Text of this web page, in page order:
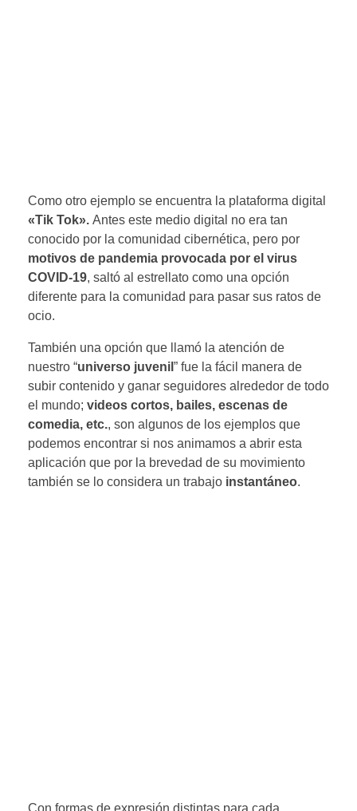
Como otro ejemplo se encuentra la plataforma digital
«Tik Tok». Antes este medio digital no era tan
conocido por la comunidad cibernética, pero por
motivos de pandemia provocada por el virus
COVID-19, saltó al estrellato como una opción
diferente para la comunidad para pasar sus ratos de
ocio.
También una opción que llamó la atención de
nuestro “universo juvenil ” fue la fácil manera de
subir contenido y ganar seguidores alrededor de todo
el mundo; videos cortos, bailes, escenas de
comedia, etc., son algunos de los ejemplos que
podemos encontrar si nos animamos a abrir esta
aplicación que por la brevedad de su movimiento
también se lo considera un trabajo instantáneo.